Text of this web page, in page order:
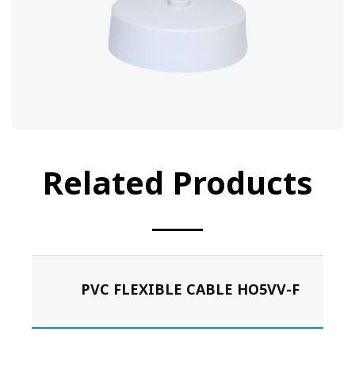
Related Products
PVC FLEXIBLE CABLE HO5VV-F